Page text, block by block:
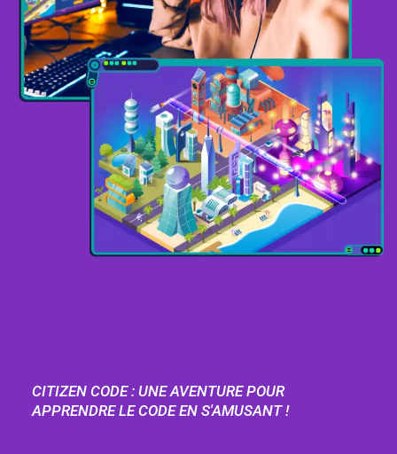
CITIZEN CODE : UNE AVENTURE POUR
APPRENDRE LE CODE EN S'AMUSANT !